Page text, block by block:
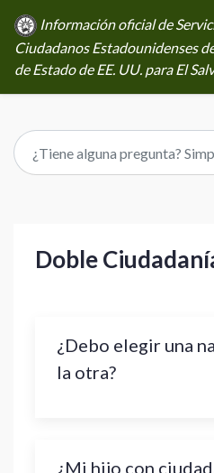
Información oficial de
Ciudadanos Estadounidenses
de Estado de EE. UU. para El
Doble
¿Debo elegir una
la otra?
¿Mi hijo con